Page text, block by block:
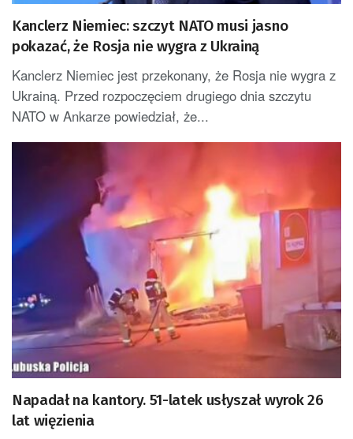
Kanclerz Niemiec: szczyt NATO musi jasno
pokazać, że Rosja nie wygra z Ukrainą
Kanclerz Niemiec jest przekonany, że Rosja nie wygra z
Ukrainą. Przed rozpoczęciem drugiego dnia szczytu
NATO w Ankarze powiedział, że...
Napadał na kantory. 51-latek usłyszał wyrok 26
lat więzienia